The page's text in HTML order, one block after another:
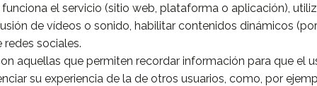
el servicio (sitio web, plataforma o aplicación),
de vídeos o sonido, habilitar contenidos dinámicos
sociales.
aquellas que permiten recordar información para que el
su experiencia de la de otros usuarios, como, por